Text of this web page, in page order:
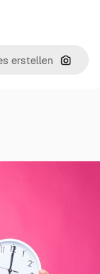
Nach